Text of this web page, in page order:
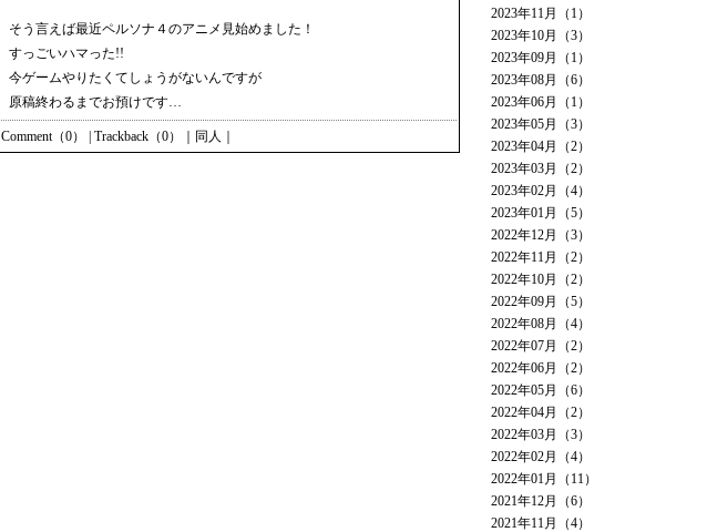
そう言えば最近ペルソナ４のアニメ見始めました！
すっごいハマった!!
今ゲームやりたくてしょうがないんですが
原稿終わるまでお預けです…
Comment（0） Trackback（0） 同人
2023年11月（1）
2023年10月（3）
2023年09月（1）
2023年08月（6）
2023年06月（1）
2023年05月（3）
2023年04月（2）
2023年03月（2）
2023年02月（4）
2023年01月（5）
2022年12月（3）
2022年11月（2）
2022年10月（2）
2022年09月（5）
2022年08月（4）
2022年07月（2）
2022年06月（2）
2022年05月（6）
2022年04月（2）
2022年03月（3）
2022年02月（4）
2022年01月（11）
2021年12月（6）
2021年11月（4）